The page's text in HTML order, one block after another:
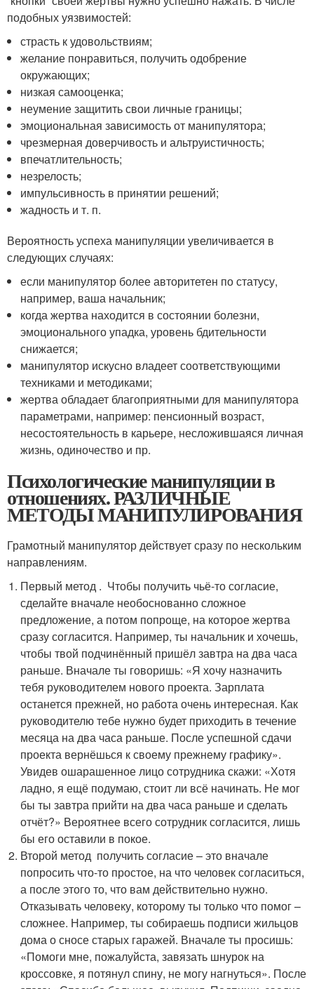
подобных уязвимостей:
страсть к удовольствиям;
желание понравиться, получить одобрение
окружающих;
низкая самооценка;
неумение защитить свои личные границы;
эмоциональная зависимость от манипулятора;
чрезмерная доверчивость и альтруистичность;
впечатлительность;
незрелость;
импульсивность в принятии решений;
жадность и т. п.
Вероятность успеха манипуляции увеличивается в
следующих случаях:
если манипулятор более авторитетен по статусу,
например, ваша начальник;
когда жертва находится в состоянии болезни,
эмоционального упадка, уровень бдительности
снижается;
манипулятор искусно владеет соответствующими
техниками и методиками;
жертва обладает благоприятными для манипулятора
параметрами, например: пенсионный возраст,
несостоятельность в карьере, несложившаяся личная
жизнь, одиночество и пр.
Психологические манипуляции в
отношениях. РАЗЛИЧНЫЕ
МЕТОДЫ МАНИПУЛИРОВАНИЯ
Грамотный манипулятор действует сразу по нескольким
направлениям.
Первый метод . Чтобы получить чьё-то согласие,
сделайте вначале необоснованно сложное
предложение, а потом попроще, на которое жертва
сразу согласится. Например, ты начальник и хочешь,
чтобы твой подчинённый пришёл завтра на два часа
раньше. Вначале ты говоришь: «Я хочу назначить
тебя руководителем нового проекта. Зарплата
останется прежней, но работа очень интересная. Как
руководителю тебе нужно будет приходить в течение
месяца на два часа раньше. После успешной сдачи
проекта вернёшься к своему прежнему графику».
Увидев ошарашенное лицо сотрудника скажи: «Хотя
ладно, я ещё подумаю, стоит ли всё начинать. Не мог
бы ты завтра прийти на два часа раньше и сделать
отчёт?» Вероятнее всего сотрудник согласится, лишь
бы его оставили в покое.
Второй метод получить согласие – это вначале
попросить что-то простое, на что человек согласиться,
а после этого то, что вам действительно нужно.
Отказывать человеку, которому ты только что помог –
сложнее. Например, ты собираешь подписи жильцов
дома о сносе старых гаражей. Вначале ты просишь:
«Помоги мне, пожалуйста, завязать шнурок на
кроссовке, я потянул спину, не могу нагнуться». После